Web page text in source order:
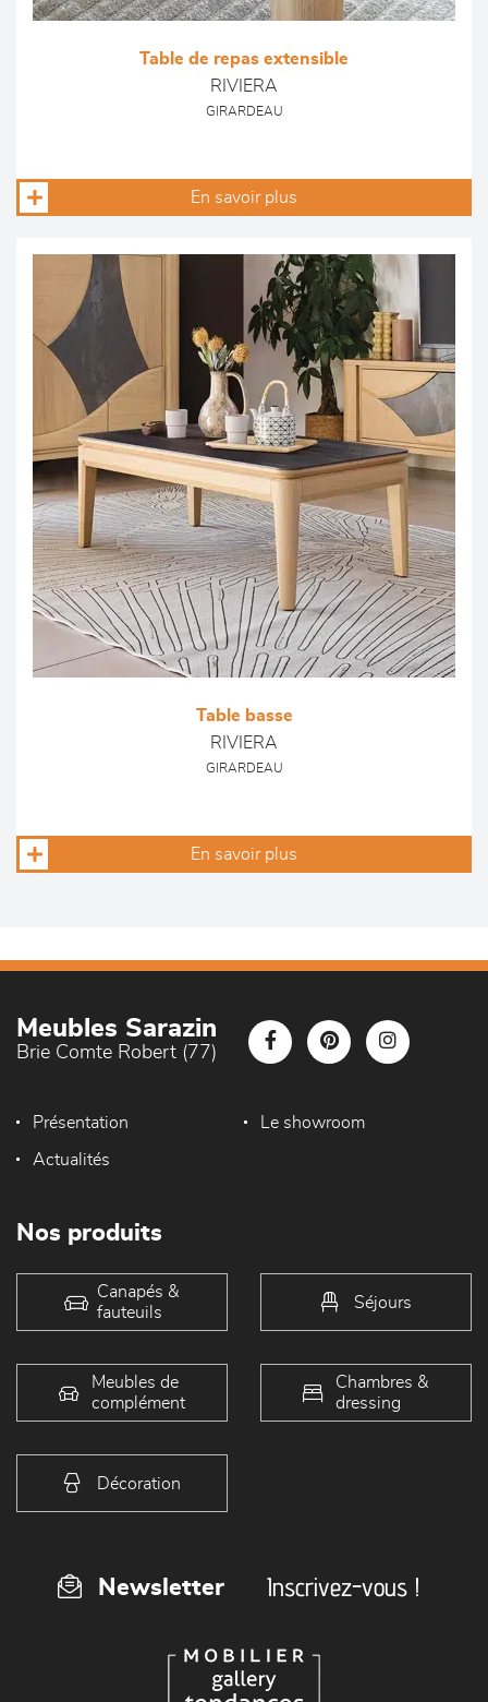
Table de repas extensible
RIVIERA
GIRARDEAU
En savoir plus
Table basse
RIVIERA
GIRARDEAU
En savoir plus
Meubles Sarazin
Brie Comte Robert (77)
Présentation Le showroom
Actualités
Nos produits
Canapés &
fauteuils
Séjours
Meubles de
complément
Chambres &
dressing
Décoration
Newsletter Inscrivez-vous !